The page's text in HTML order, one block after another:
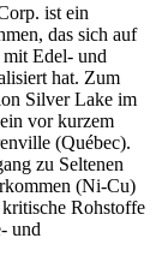
ist ein
das sich auf
Edel- und
hat. Zum
Silver Lake im
vor kurzem
(Québec).
zu Seltenen
(Ni-Cu)
Rohstoffe
und